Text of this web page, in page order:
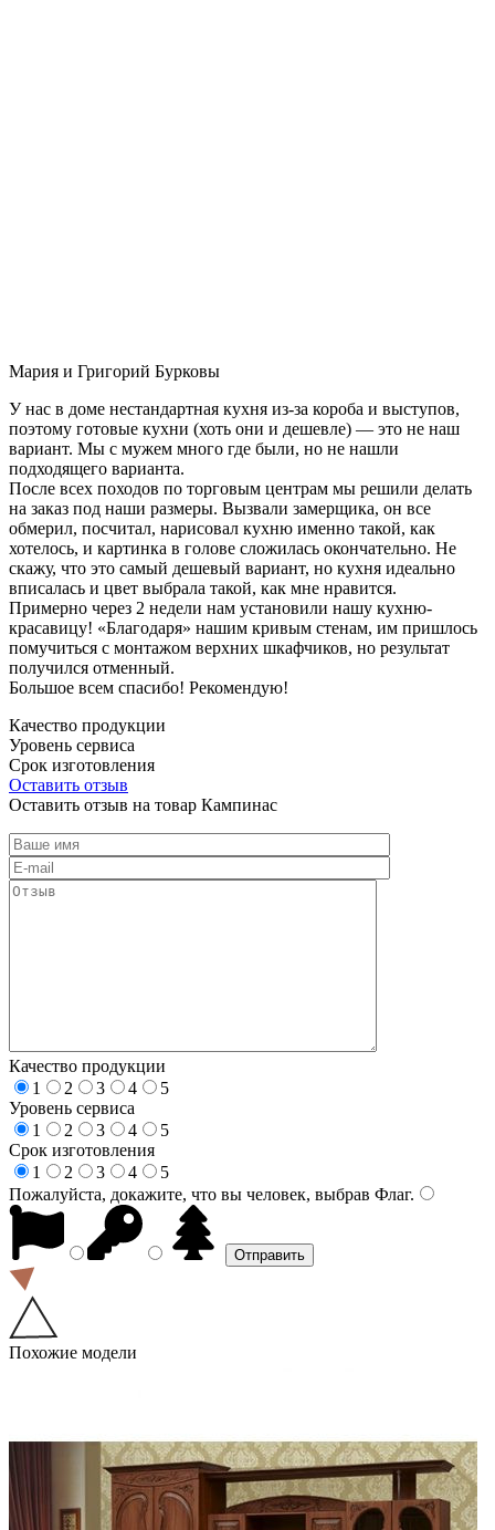
Мария и Григорий Бурковы
У нас в доме нестандартная кухня из-за короба и выступов,
поэтому готовые кухни (хоть они и дешевле) — это не наш
вариант. Мы с мужем много где были, но не нашли
подходящего варианта.
После всех походов по торговым центрам мы решили делать
на заказ под наши размеры. Вызвали замерщика, он все
обмерил, посчитал, нарисовал кухню именно такой, как
хотелось, и картинка в голове сложилась окончательно. Не
скажу, что это самый дешевый вариант, но кухня идеально
вписалась и цвет выбрала такой, как мне нравится.
Примерно через 2 недели нам установили нашу кухню-
красавицу! «Благодаря» нашим кривым стенам, им пришлось
помучиться с монтажом верхних шкафчиков, но результат
получился отменный.
Большое всем спасибо! Рекомендую!
Качество продукции
Уровень сервиса
Срок изготовления
Оставить отзыв
Оставить отзыв на товар Кампинас
Качество продукции
1
2 3 4
5
Уровень сервиса
1
2 3 4
5
Срок изготовления
1
2 3 4
5
Пожалуйста, докажите, что вы человек, выбрав Флаг.
Похожие модели